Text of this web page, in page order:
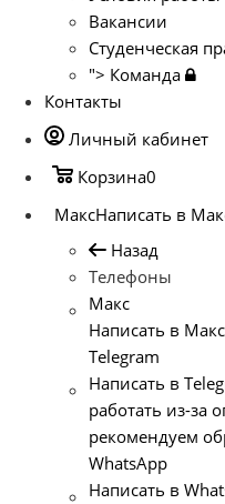
Вакансии
Студенческая
"> Команда
Контакты
Личный кабинет
Корзина0
МаксНаписать в
Назад
Телефоны
Макс
Написать в Макс
Telegram
Написать в
работать из-за
рекомендуем
WhatsApp
Написать в